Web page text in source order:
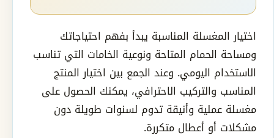
اختيار المغسلة المناسبة يبدأ بفهم احتياجاتك
ومساحة الحمام المتاحة ونوعية الخامات التي تناسب
الاستخدام اليومي. وعند الجمع بين اختيار المنتج
المناسب والتركيب الاحترافي، يمكنك الحصول على
مغسلة عملية وأنيقة تدوم لسنوات طويلة دون
مشكلات أو أعطال متكررة.